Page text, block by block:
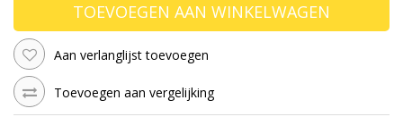
TOEVOEGEN AAN WINKELWAGEN
Aan verlanglijst toevoegen
Toevoegen aan vergelijking